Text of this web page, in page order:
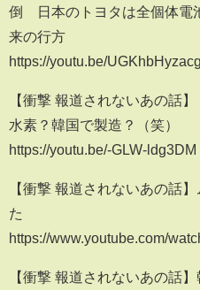
倒 日本のトヨタは全個体電
来の行方
https://youtu.be/UGKhbHyzacg
【衝撃 報道されないあの話
水素？韓国で製造？（笑）
https://youtu.be/-GLW-ldg3DM
【衝撃 報道されないあの話
た
https://www.youtube.com/
【衝撃 報道されないあの話